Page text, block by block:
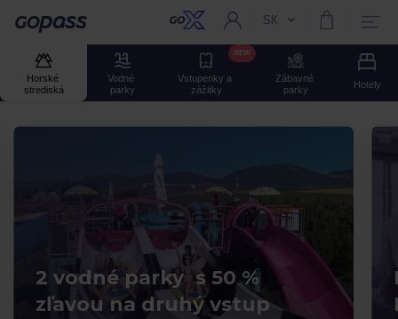
Gopass Aktuální jazyk:
SK
Horské
strediská
Vodné
parky
Vstupenky a
zážitky
NEW
Zábavné
parky
Hotely
2 vodné parky s 50 %
zľavou na druhý vstup